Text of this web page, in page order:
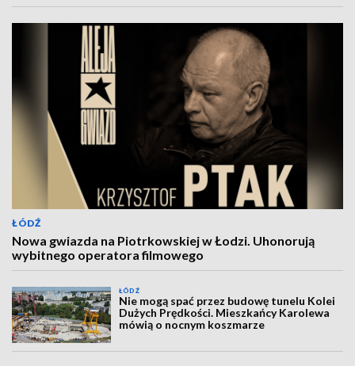
ŁÓDŹ
Nowa gwiazda na Piotrkowskiej w Łodzi. Uhonorują
wybitnego operatora filmowego
ŁÓDŹ
Nie mogą spać przez budowę tunelu Kolei
Dużych Prędkości. Mieszkańcy Karolewa
mówią o nocnym koszmarze